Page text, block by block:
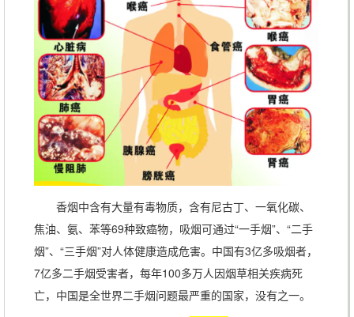
香烟中含有大量有毒物质，含有尼古丁、一氧化碳、
焦油、氨、苯等69种致癌物，吸烟可通过“一手烟”、“二手
烟”、“三手烟”对人体健康造成危害。中国有3亿多吸烟者，
7亿多二手烟受害者，每年100多万人因烟草相关疾病死
亡，中国是全世界二手烟问题最严重的国家，没有之一。